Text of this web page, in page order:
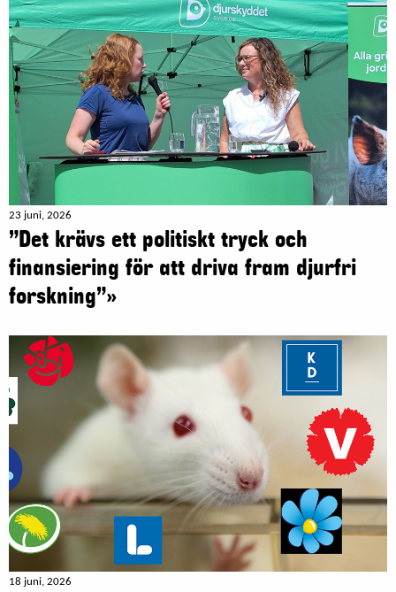
23 juni, 2026
”Det krävs ett politiskt tryck och
finansiering för att driva fram djurfri
forskning”»
18 juni, 2026